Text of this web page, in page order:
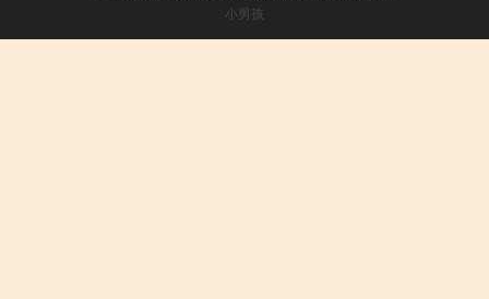
小男孩